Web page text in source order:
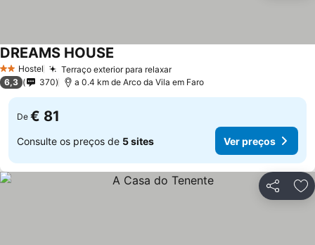
2 Estrelas
Hostel Terraço exterior para relaxar
DREAMS HOUSE
6,3 370 a 0.4 km de Arco da Vila em Faro
De € 81
Consulte os preços de 5 sites Ver preços
Partilhar